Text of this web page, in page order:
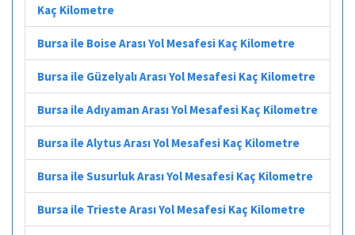
Kaç Kilometre
Bursa ile Boise Arası Yol Mesafesi Kaç Kilometre
Bursa ile Güzelyalı Arası Yol Mesafesi Kaç Kilometre
Bursa ile Adıyaman Arası Yol Mesafesi Kaç Kilometre
Bursa ile Alytus Arası Yol Mesafesi Kaç Kilometre
Bursa ile Susurluk Arası Yol Mesafesi Kaç Kilometre
Bursa ile Trieste Arası Yol Mesafesi Kaç Kilometre